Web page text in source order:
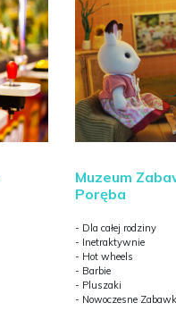
Muzeum
Poręba
- Dla całej rodziny
- Inetraktywnie
- Hot wheels
- Barbie
- Pluszaki
- Nowoczesne